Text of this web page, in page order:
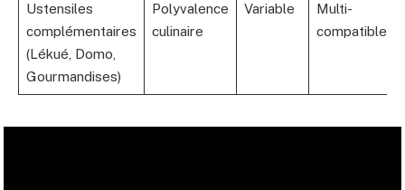
Ustensiles
complémentaires
(Lékué, Domo,
Gourmandises)
Polyvalence
culinaire
Variable
Multi-
compatibles